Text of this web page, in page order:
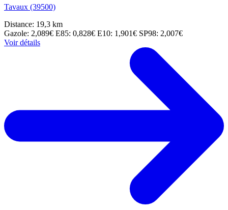
Tavaux (39500)
Distance: 19,3 km
Gazole: 2,089€ E85: 0,828€ E10: 1,901€ SP98: 2,007€
Voir détails